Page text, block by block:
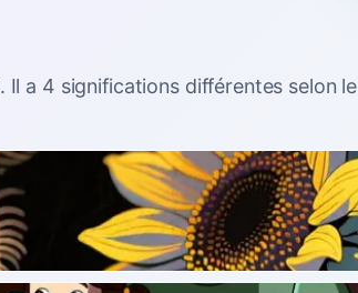
. Il a 4 significations différentes selon le